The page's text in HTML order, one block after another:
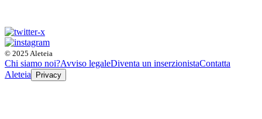
© 2025 Aleteia
Chi siamo noi?Avviso legaleDiventa un inserzionistaContatta
Aleteia
Privacy